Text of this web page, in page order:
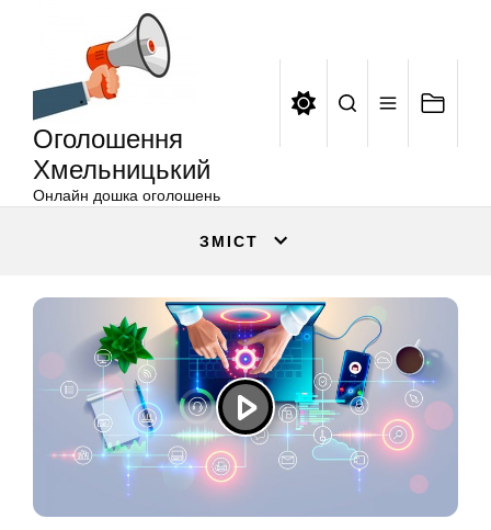
Оголошення
Хмельницький
Онлайн дошка оголошень
ЗМІСТ